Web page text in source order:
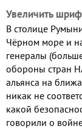
Увеличить
В столице
Чёрном море и
генералы (
обороны стран
альянса на
никак не
какой
говорили о